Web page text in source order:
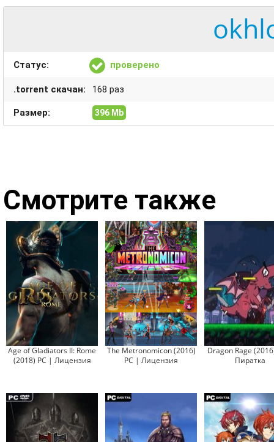
Статус: проверено
.torrent скачан: 168 раз
Размер: 396 Mb
Смотрите также
Age of Gladiators II: Rome
(2018) PC | Лицензия
The Metronomicon (2016)
PC | Лицензия
Dragon Rage
Пиратка